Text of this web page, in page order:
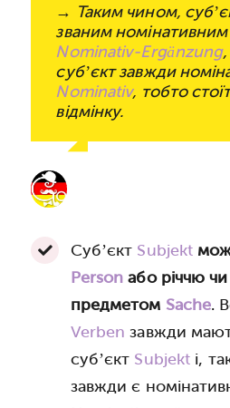
→ Таким чином,
званим
Nominativ-Ergänzung
суб’єкт завжди
Nominativ, тобто
відмінку.
Суб’єкт Subjekt
Person або річчю чи
предметом Sache.
Verben завжди
суб’єкт Subjekt і,
завжди є